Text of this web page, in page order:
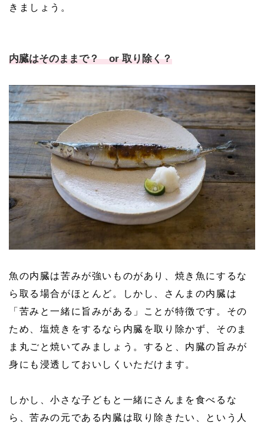
きましょう。
内臓はそのままで？ or 取り除く？
魚の内臓は苦みが強いものがあり、焼き魚にするな
ら取る場合がほとんど。しかし、さんまの内臓は
「苦みと一緒に旨みがある」ことが特徴です。その
ため、塩焼きをするなら内臓を取り除かず、そのま
ま丸ごと焼いてみましょう。すると、内臓の旨みが
身にも浸透しておいしくいただけます。
しかし、小さな子どもと一緒にさんまを食べるな
ら、苦みの元である内臓は取り除きたい、という人